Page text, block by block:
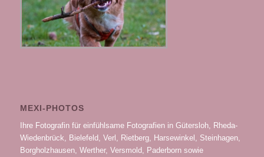
MEXI-PHOTOS
Ihre Fotografin für einfühlsame Fotografien in Gütersloh, Rheda-
Wiedenbrück, Bielefeld, Verl, Rietberg, Harsewinkel, Steinhagen,
Borgholzhausen, Werther, Versmold, Paderborn sowie